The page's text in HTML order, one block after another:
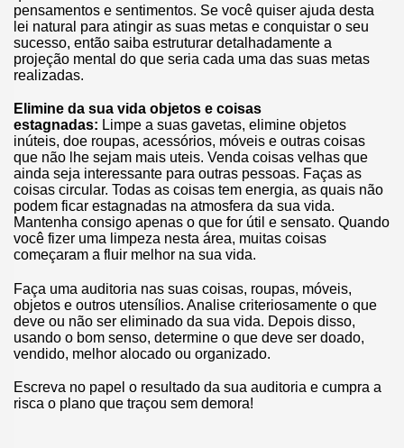
pensamentos e sentimentos. Se você quiser ajuda desta
lei natural para atingir as suas metas e conquistar o seu
sucesso, então saiba estruturar detalhadamente a
projeção mental do que seria cada uma das suas metas
realizadas.
Elimine da sua vida objetos e coisas
estagnadas: Limpe a suas gavetas, elimine objetos
inúteis, doe roupas, acessórios, móveis e outras coisas
que não lhe sejam mais uteis. Venda coisas velhas que
ainda seja interessante para outras pessoas. Faças as
coisas circular. Todas as coisas tem energia, as quais não
podem ficar estagnadas na atmosfera da sua vida.
Mantenha consigo apenas o que for útil e sensato. Quando
você fizer uma limpeza nesta área, muitas coisas
começaram a fluir melhor na sua vida.
Faça uma auditoria nas suas coisas, roupas, móveis,
objetos e outros utensílios. Analise criteriosamente o que
deve ou não ser eliminado da sua vida. Depois disso,
usando o bom senso, determine o que deve ser doado,
vendido, melhor alocado ou organizado.
Escreva no papel o resultado da sua auditoria e cumpra a
risca o plano que traçou sem demora!